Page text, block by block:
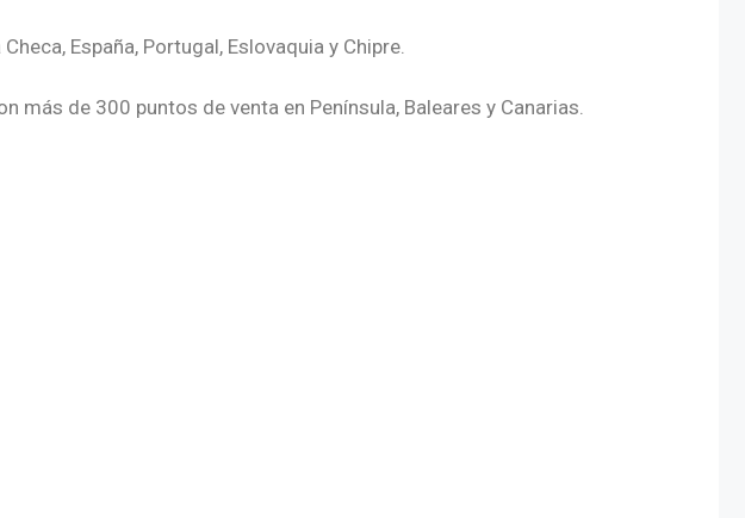
España, Portugal, Eslovaquia y Chipre.
más de 300 puntos de venta en Península, Baleares y Canarias.